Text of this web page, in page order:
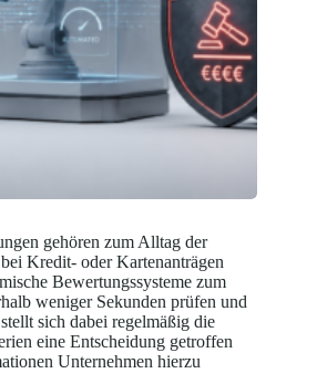
gehören zum Alltag der
Kredit- oder Kartenanträgen
Bewertungssysteme zum
weniger Sekunden prüfen und
sich dabei regelmäßig die
eine Entscheidung getroffen
Unternehmen hierzu